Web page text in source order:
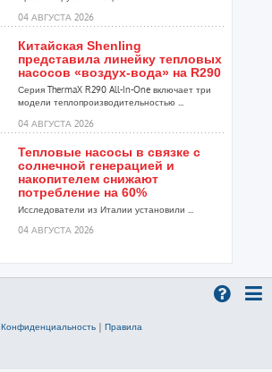
04 АВГУСТА 2026
Китайская Shenling
представила линейку тепловых
насосов «воздух-вода» на R290
Серия ThermaX R290 All-In-One включает три
модели теплопроизводительностью ...
04 АВГУСТА 2026
Тепловые насосы в связке с
солнечной генерацией и
накопителем снижают
потребление на 60%
Исследователи из Италии установили ...
04 АВГУСТА 2026
Конфиденциальность | Правила